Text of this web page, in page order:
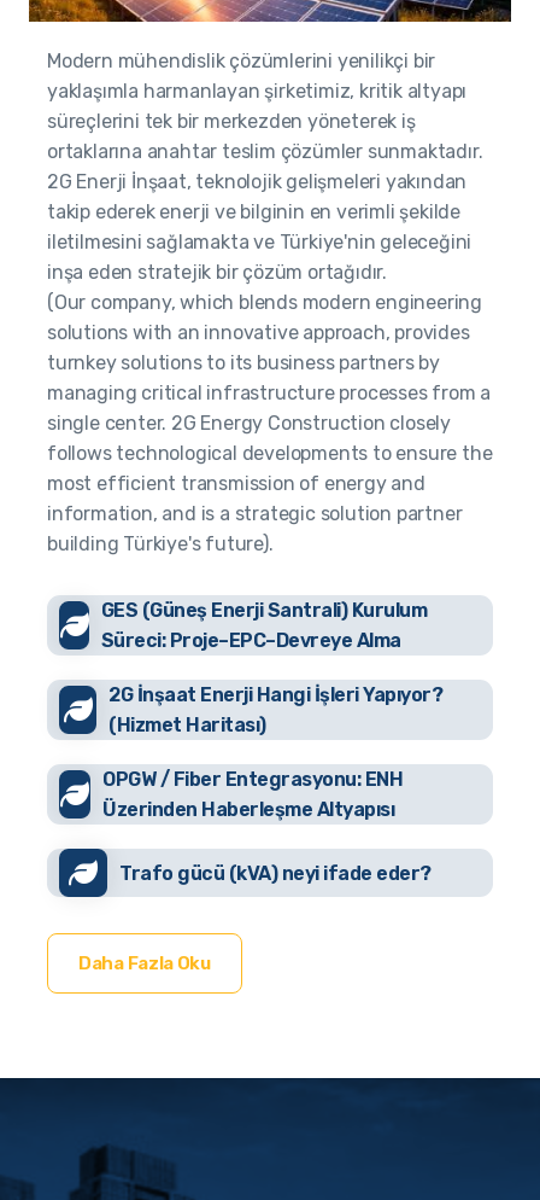
Modern mühendislik çözümlerini yenilikçi bir
yaklaşımla harmanlayan şirketimiz, kritik altyapı
süreçlerini tek bir merkezden yöneterek iş
ortaklarına anahtar teslim çözümler sunmaktadır.
2G Enerji İnşaat, teknolojik gelişmeleri yakından
takip ederek enerji ve bilginin en verimli şekilde
iletilmesini sağlamakta ve Türkiye'nin geleceğini
inşa eden stratejik bir çözüm ortağıdır.
(Our company, which blends modern engineering
solutions with an innovative approach, provides
turnkey solutions to its business partners by
managing critical infrastructure processes from a
single center. 2G Energy Construction closely
follows technological developments to ensure the
most efficient transmission of energy and
information, and is a strategic solution partner
building Türkiye's future).
GES (Güneş Enerji Santrali) Kurulum
Süreci: Proje–EPC–Devreye Alma
2G İnşaat Enerji Hangi İşleri Yapıyor?
(Hizmet Haritası)
OPGW / Fiber Entegrasyonu: ENH
Üzerinden Haberleşme Altyapısı
Trafo gücü (kVA) neyi ifade eder?
Daha Fazla Oku